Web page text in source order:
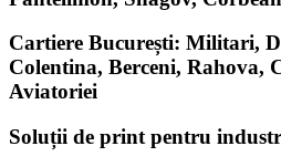
Cartiere București: Militari,
Colentina, Berceni, Rahova,
Aviatoriei
Soluții de print pentru